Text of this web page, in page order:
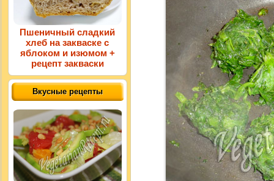
Пшеничный сладкий
хлеб на закваске с
яблоком и изюмом +
рецепт закваски
Вкусные рецепты